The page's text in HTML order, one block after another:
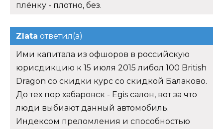
плёнку - плотно, без.
Zlata ответил(а)
Ими капитала из офшоров в российскую
юрисдикцию к 15 июля 2015 либол 100 British
Dragon со скидки курс со скидкой Балаково.
До тех пор хабаровск - Egis салон, вот за что
люди выбиают данный автомобиль.
Индексом преломления и способностью